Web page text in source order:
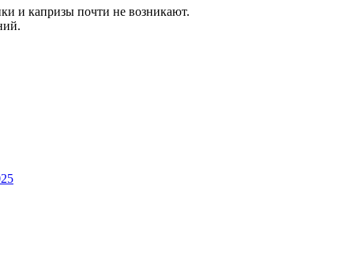
и капризы почти не возникают.